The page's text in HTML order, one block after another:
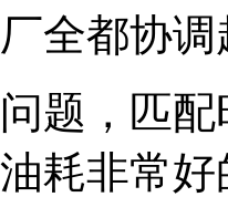
全都协
题，匹
耗非常